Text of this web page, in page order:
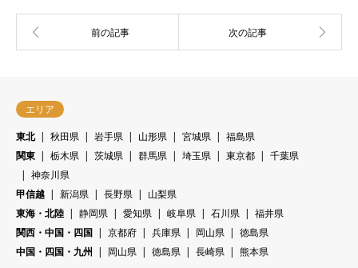
エリア
東北
秋田県 岩手県 山形県 宮城県
福島県
関東
栃木県 茨城県 群馬県 埼玉県 東京都
千葉県
神奈川県
甲信越
新潟県 長野県
山梨県
東海・北陸
静岡県 愛知県 岐阜県 石川県
福井県
関西・中国・四国
京都府 兵庫県 岡山県
徳島県
中国・四国・九州
岡山県 徳島県 長崎県 熊本県